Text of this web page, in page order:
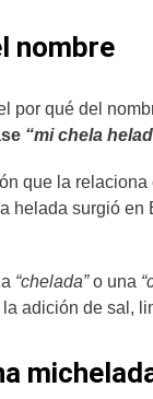
nombre
por qué del
“mi chela
que la
helada surgió
“chelada”o una
adición de sal,